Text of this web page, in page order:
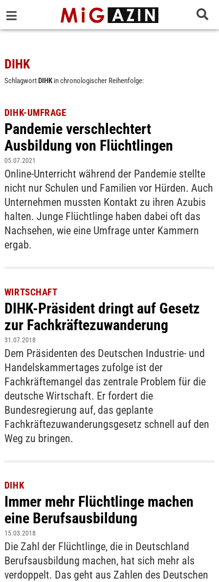
DIHK
SchlagwortDIHKin chronologischer Reihenfolge:
DIHK-UMFRAGE
Pandemie verschlechtert
Ausbildung von Flüchtlingen
05.07.2021
Online-Unterricht während der Pandemie stellte
nicht nur Schulen und Familien vor Hürden. Auch
Unternehmen mussten Kontakt zu ihren Azubis
halten. Junge Flüchtlinge haben dabei oft das
Nachsehen, wie eine Umfrage unter Kammern
ergab.
WIRTSCHAFT
DIHK-Präsident dringt auf Gesetz
zur Fachkräftezuwanderung
31.07.2018
Dem Präsidenten des Deutschen Industrie- und
Handelskammertages zufolge ist der
Fachkräftemangel das zentrale Problem für die
deutsche Wirtschaft. Er fordert die
Bundesregierung auf, das geplante
Fachkräftezuwanderungsgesetz schnell auf den
Weg zu bringen.
DIHK
Immer mehr Flüchtlinge machen
eine Berufsausbildung
15.03.2018
Die Zahl der Flüchtlinge, die in Deutschland
Berufsausbildung machen, hat sich mehr als
verdoppelt. Das geht aus Zahlen des Deutschen